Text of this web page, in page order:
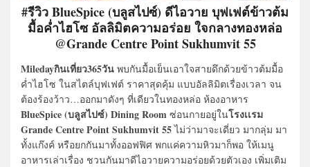
#รีวิว BlueSpice (บลูสไปซ์) ดีไอวาย บุฟเฟต์ข้าวต้ม
มื้อค่ำไฮโซ อัลลิมิตความอร่อย ใจกลางทองหล่อ
@Grande Centre Point Sukhumvit 55
Miledayกินเที่ยว365วัน พบกันมื้อเย็นเอาใจสายดึกด้วยข้าวต้มมื้อ
ค่ำไฮโซ ในสไตล์บุฟเฟต์ ราคาสุดคุ้ม แบบอัลลิมิตเรื่องเวลา จน
ต้องร้องว้าว…ออกมาดังๆ ที่เดียวในทองหล่อ ห้องอาหาร
BlueSpice (บลูสไปซ์) Dining Room ซ่อนกายอยู่ในโรงเเรม
Grande Centre Point Sukhumvit 55ไม่ว่ามาจะเดี่ยว มากลุ่ม มา
ทั้งแก๊งค์ หรือยกกันมาทั้งออฟฟิศ พกแค่ความหิวมาก็พอ ให้เมนู
อาหารเล่าเรื่อง ชวนกันมาดีไอวายความอร่อยด้วยตัวเอง เพิ่มเติม